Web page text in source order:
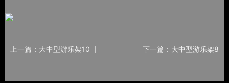
上一篇：大中型游乐架10 下一篇：大中型游乐架8